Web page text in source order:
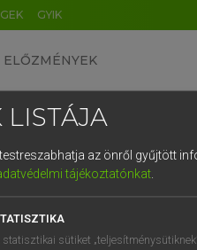
GYIK
ELŐZMÉNYEK
szótár
LISTÁJA
az önről gyűjtött
tájékoztatónkat.
statisztikai sütiket
DE CN FR ES IT NL
1 2 3 4 5
q w e r